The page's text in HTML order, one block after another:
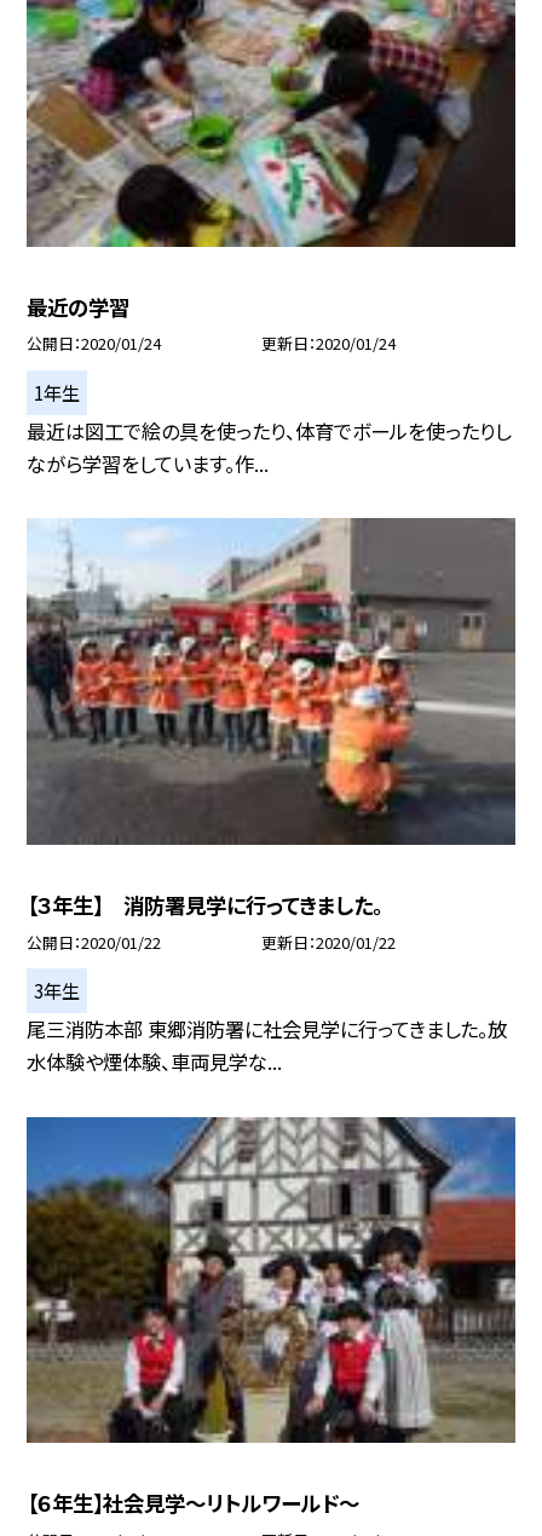
最近の学習
公開日 2020/01/24 更新日 2020/01/24
1年生
最近は図工で絵の具を使ったり、体育でボールを使ったりし
ながら学習をしています。作...
【３年生】 消防署見学に行ってきました。
公開日 2020/01/22 更新日 2020/01/22
3年生
尾三消防本部 東郷消防署に社会見学に行ってきました。放
水体験や煙体験、車両見学な...
【６年生】社会見学〜リトルワールド〜